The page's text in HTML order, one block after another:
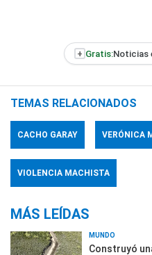
+ Gratis:Noticias
TEMAS RELACIONADOS
CACHO GARAY VERÓNICA
VIOLENCIA MACHISTA
MÁS LEÍDAS
MUNDO
Construyó